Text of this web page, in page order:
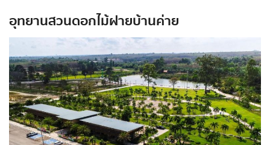
อุทยานสวนดอกไม้ฝายบ้านค่าย